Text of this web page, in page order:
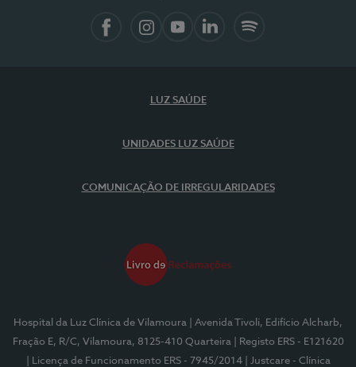
LUZ SAÚDE
UNIDADES LUZ SAÚDE
COMUNICAÇÃO DE IRREGULARIDADES
Hospital da Luz Clínica de Vilamoura
| Avenida Tivoli, Edifício Alcharb,
Fração E, R/C, Vilamoura, 8125-410 Quarteira
| Registo ERS - E121620
| Licença de Funcionamento ERS - 7945/2014
| Justcare - Clínica